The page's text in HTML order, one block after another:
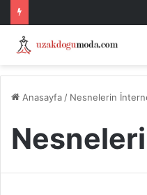
Anasayfa / Nesnelerin